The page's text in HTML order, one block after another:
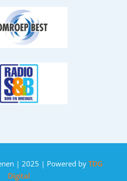
| 2025 | Powered by TDG
Digital